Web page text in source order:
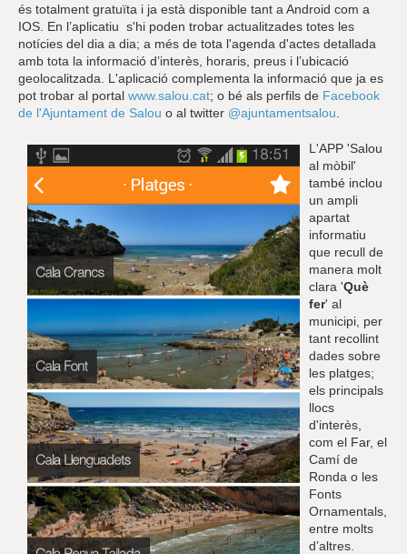
és totalment gratuïta i ja està disponible tant a Android com a
IOS. En l’aplicatiu s'hi poden trobar actualitzades totes les
notícies del dia a dia; a més de tota l'agenda d'actes detallada
amb tota la informació d’interès, horaris, preus i l’ubicació
geolocalitzada. L'aplicació complementa la informació que ja es
pot trobar al portal www.salou.cat; o bé als perfils de Facebook
de l'Ajuntament de Salou o al twitter @ajuntamentsalou
L'APP 'Salou
al mòbil'
també inclou
un ampli
apartat
informatiu
que recull de
manera molt
clara 'Què
fer' al
municipi, per
tant recollint
dades sobre
les platges;
els principals
llocs
d'interès,
com el Far, el
Camí de
Ronda o les
Fonts
Ornamentals,
entre molts
d’altres.